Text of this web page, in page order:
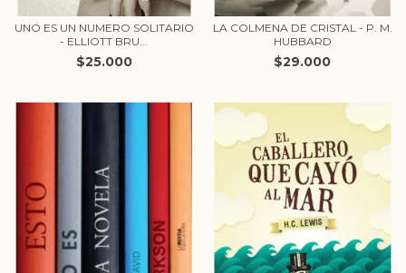
UNO ES UN NUMERO SOLITARIO
- ELLIOTT BRU...
$25.000
LA COLMENA DE CRISTAL - P. M.
HUBBARD
$29.000